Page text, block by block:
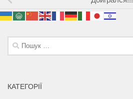
Пошук:
КАТЕГОРІЇ